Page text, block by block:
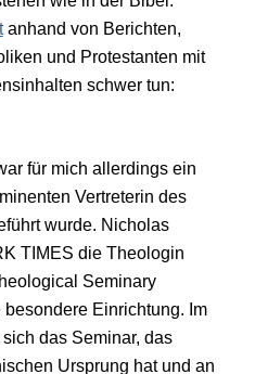
anhand von Berichten,
und Protestanten mit
schwer tun:
für mich allerdings ein
Vertreterin des
wurde. Nicholas
TIMES die Theologin
Seminary
Einrichtung. Im
das Seminar, das
Ursprung hat und an